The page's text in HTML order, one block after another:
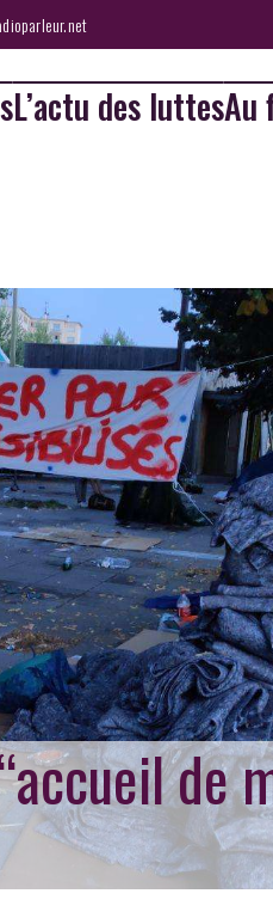
L’actu des luttesAu
de